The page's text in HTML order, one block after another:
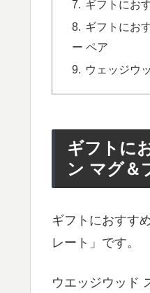
ギフトにお
ギフトにお
ー ペア
ウェッジウ
ギフトに
ン マグ＆
ギフトにおすす
レート」です。
ウエッジウッド